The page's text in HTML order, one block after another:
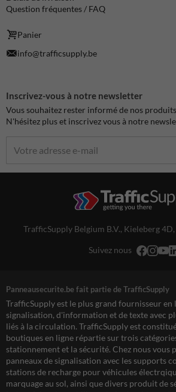
Question fréquentes / FAQ
Panier
info@trafficsupply.be
Inscrivez-vous à notre newsletter
Vous souhaitez rester informé de nos
N'hésitez plus et inscrivez vous à notre
TrafficSupply Belgium B.V., Kieleberg 4D,
Suivez nous
Panneausecurite.be fait partie de TrafficSupply
TrafficSupply est le plus grand fournisseur en
signalisation, d'information et de texte avec
liés à la circulation. TrafficSupply est
boutiques en ligne répartie sur trois
stationnement et la sécurité. Chez nous vous
panneaux de signalisation avec les supports
stations de recharge pour véhicules
marquage au sol, ainsi que divers produit de